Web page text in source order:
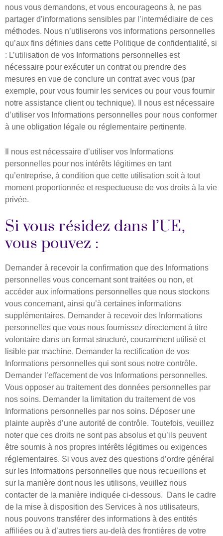
nous vous demandons, et vous encourageons à, ne pas
partager d’informations sensibles par l’intermédiaire de ces
méthodes. Nous n’utiliserons vos informations personnelles
qu’aux fins définies dans cette Politique de confidentialité, si
: L’utilisation de vos Informations personnelles est
nécessaire pour exécuter un contrat ou prendre des
mesures en vue de conclure un contrat avec vous (par
exemple, pour vous fournir les services ou pour vous fournir
notre assistance client ou technique). Il nous est nécessaire
d’utiliser vos Informations personnelles pour nous conformer
à une obligation légale ou réglementaire pertinente.
Il nous est nécessaire d’utiliser vos Informations
personnelles pour nos intérêts légitimes en tant
qu’entreprise, à condition que cette utilisation soit à tout
moment proportionnée et respectueuse de vos droits à la vie
privée. ​
Si vous résidez dans l’UE,
vous pouvez :
Demander à recevoir la confirmation que des Informations
personnelles vous concernant sont traitées ou non, et
accéder aux informations personnelles que nous stockons
vous concernant, ainsi qu’à certaines informations
supplémentaires. Demander à recevoir des Informations
personnelles que vous nous fournissez directement à titre
volontaire dans un format structuré, couramment utilisé et
lisible par machine. Demander la rectification de vos
Informations personnelles qui sont sous notre contrôle.
Demander l’effacement de vos Informations personnelles.
Vous opposer au traitement des données personnelles par
nos soins. Demander la limitation du traitement de vos
Informations personnelles par nos soins. Déposer une
plainte auprès d’une autorité de contrôle. Toutefois, veuillez
noter que ces droits ne sont pas absolus et qu’ils peuvent
être soumis à nos propres intérêts légitimes ou exigences
réglementaires. Si vous avez des questions d’ordre général
sur les Informations personnelles que nous recueillons et
sur la manière dont nous les utilisons, veuillez nous
contacter de la manière indiquée ci-dessous. ​ Dans le cadre
de la mise à disposition des Services à nos utilisateurs,
nous pouvons transférer des informations à des entités
affiliées ou à d’autres tiers au-delà des frontières de votre